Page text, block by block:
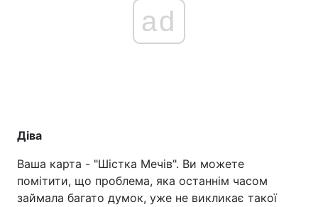
ad
Діва
Ваша карта - "Шістка Мечів". Ви можете
помітити, що проблема, яка останнім часом
займала багато думок, уже не викликає такої